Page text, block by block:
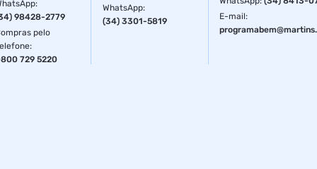
:
98428-2779
pelo
:
729 5220
WhatsApp:
(34) 3301-5819
E-mail: